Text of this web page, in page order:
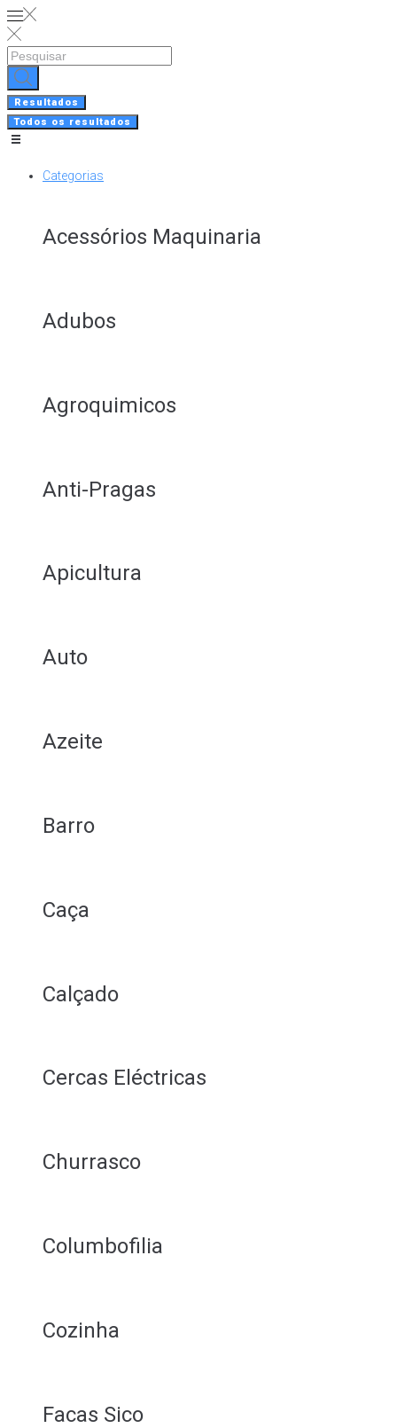
Skip
to
content
Search
Resultados
Todos os resultados
Categorias
Acessórios Maquinaria
Adubos
Agroquimicos
Anti-Pragas
Apicultura
Auto
Azeite
Barro
Caça
Calçado
Cercas Eléctricas
Churrasco
Columbofilia
Cozinha
Facas Sico